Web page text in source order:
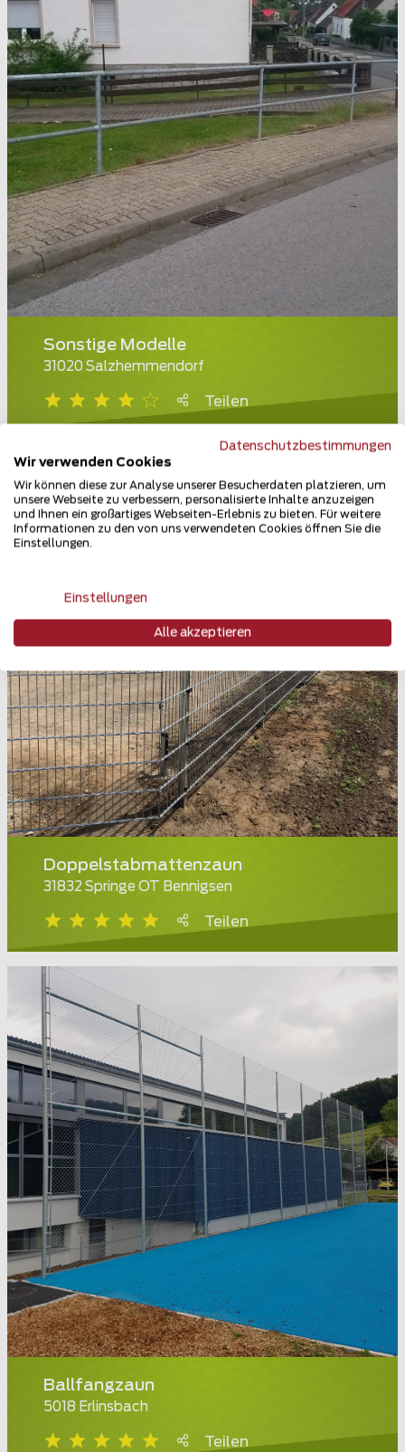
Sonstige Modelle
31020 Salzhemmendorf
Teilen
Doppelstabmattenzaun
31832 Springe OT Bennigsen
Teilen
Ballfangzaun
5018 Erlinsbach
Teilen
Datenschutzbestimmungen
Wir verwenden Cookies
Wir können diese zur Analyse unserer Besucherdaten platzieren, um
unsere Webseite zu verbessern, personalisierte Inhalte anzuzeigen
und Ihnen ein großartiges Webseiten-Erlebnis zu bieten. Für weitere
Informationen zu den von uns verwendeten Cookies öffnen Sie die
Einstellungen.
Einstellungen
Alle akzeptieren